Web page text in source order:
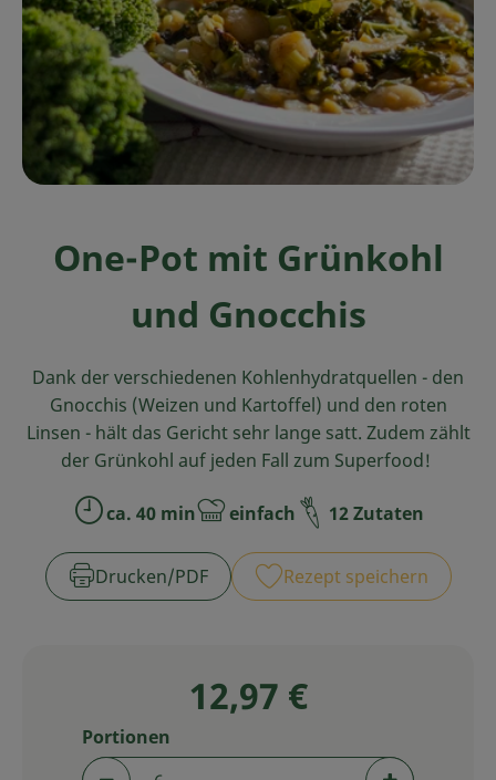
Ökokisten
Obst & Gemüse
Kühltheke
Backwaren
Getränke
So geht's
Über uns
Blog & Aktuelles
One-Pot mit Grünkohl
und Gnocchis
Dank der verschiedenen Kohlenhydratquellen - den
Gnocchis (Weizen und Kartoffel) und den roten
Linsen - hält das Gericht sehr lange satt. Zudem zählt
der Grünkohl auf jeden Fall zum Superfood!
Zubreitungszeit:
ca. 40 minSchwierigkeit:
einfach 12 Zutaten
Drucken​/​PDF Rezept speichern
12,97 €
Portionen